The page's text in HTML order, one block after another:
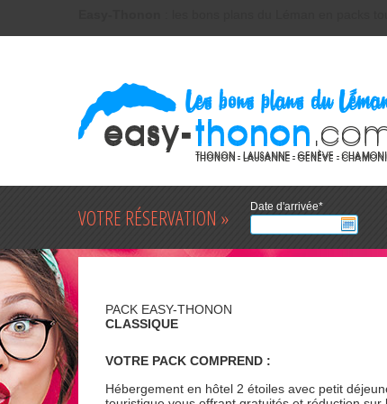
VOTRE RÉSERVATION » Date d'arrivée*
PACK EASY-THONON
CLASSIQUE
VOTRE PACK COMPREND :
Hébergement en hôtel 2 étoiles avec petit